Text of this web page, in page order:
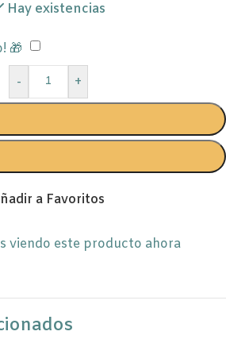
Hay existencias
🎁
-
+
a Favoritos
viendo este producto ahora